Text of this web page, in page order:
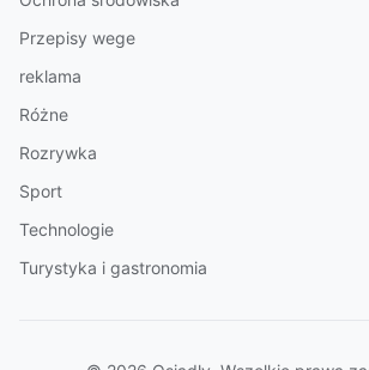
Przepisy wege
reklama
Różne
Rozrywka
Sport
Technologie
Turystyka i gastronomia